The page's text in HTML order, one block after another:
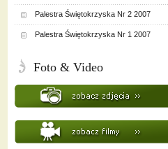
Palestra Świętokrzyska Nr 2 2007
Palestra Świętokrzyska Nr 1 2007
Foto & Video